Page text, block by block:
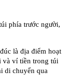
phía trước người,
là địa điểm hoạt
và ví tiền trong túi
di chuyển qua